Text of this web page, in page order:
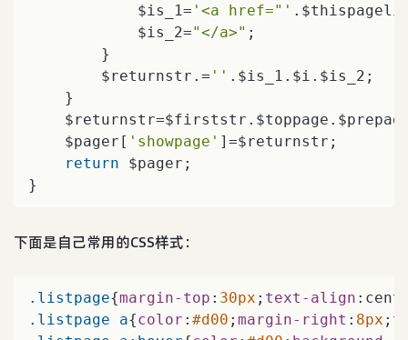
            $is_1=
'<a href="'
            $is_2=
"</a>" ;
        }
        $returnstr.=
'' .$is_1.$i.$is_2;
    }
    $pager[
'showpage' ]=$returnstr;
return $pager;
}
下面是自己常用的CSS样式：
.listpage{margin-top : 30px ; text-align
.listpage
a{color : #d00 ; margin-right : 8px ;